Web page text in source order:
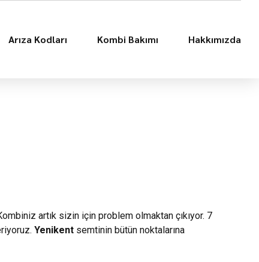
Arıza Kodları Kombi Bakımı Hakkımızda
artık sizin için problem olmaktan çıkıyor. 7
Yenikent semtinin bütün noktalarına